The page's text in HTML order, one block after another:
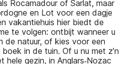
Rocamadour of Sarlat, maar
en Lot voor een dagje
vakantiehuis hier biedt de
te volgen: ontbijt wanneer u
de natuur, of kies voor een
in de tuin. Of u nu met z’n
gezin, in Anglars‑Nozac